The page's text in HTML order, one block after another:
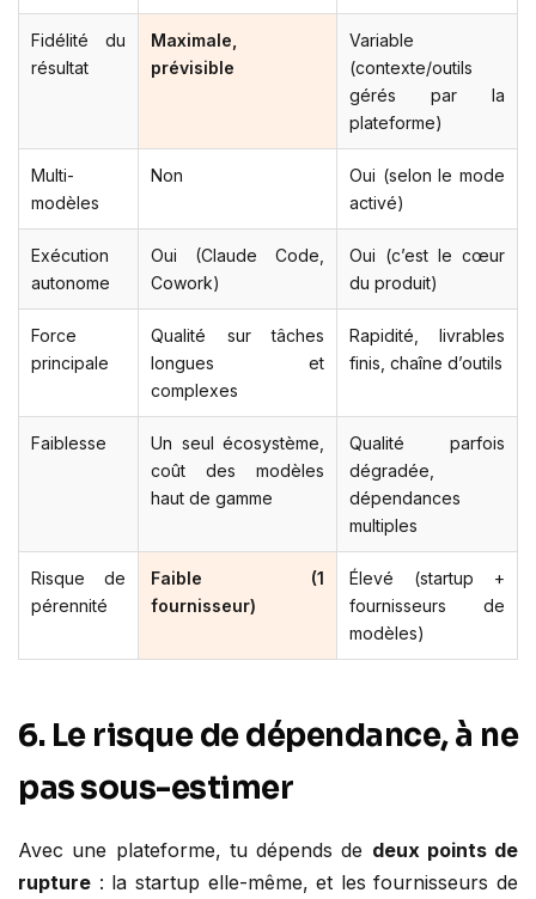
Fidélité du
résultat
Maximale,
prévisible
Variable
(contexte/outils
gérés par la
plateforme)
Multi-
modèles
Non
Oui (selon le mode
activé)
Exécution
autonome
Oui (Claude Code,
Cowork)
Oui (c’est le cœur
du produit)
Force
principale
Qualité sur tâches
longues et
complexes
Rapidité, livrables
finis, chaîne d’outils
Faiblesse
Un seul écosystème,
coût des modèles
haut de gamme
Qualité parfois
dégradée,
dépendances
multiples
Risque de
pérennité
Faible (1
fournisseur)
Élevé (startup +
fournisseurs de
modèles)
6. Le risque de dépendance, à ne
pas sous-estimer
Avec une plateforme, tu dépends de deux points de
rupture : la startup elle-même, et les fournisseurs de